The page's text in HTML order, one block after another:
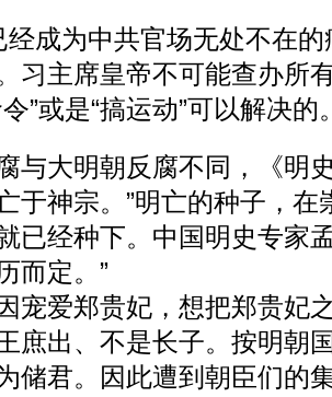
经成为中共官场无处不在
习主席皇帝不可能查办所
”或是“搞运动”可以解决的
与大明朝反腐不同，《明
于神宗。”明亡的种子，在
已经种下。中国明史专家
而定。”
宠爱郑贵妃，想把郑贵妃
庶出、不是长子。按明朝
储君。因此遭到朝臣们的